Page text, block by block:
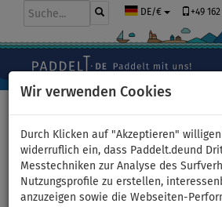
Wir verwenden Cookies
Durch Klicken auf "Akzeptieren"
widerruflich ein, dass Paddelt.deund
Messtechniken zur Analyse des
Nutzungsprofile zu erstellen,
anzuzeigen sowie die Webseiten-
DE/€ +49
SUP AQUA MARINA